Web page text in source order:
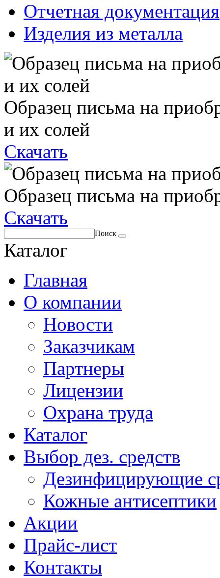
Отчетная документация
Изделия из металла
Образец письма на
и их солей
Скачать
Образец письма на
Скачать
Поиск
Каталог
Главная
О компании
Новости
Заказчикам
Партнеры
Лицензии
Охрана труда
Каталог
Выбор дез. средств
Дезинфицирующие
Кожные антисептики
Акции
Прайс-лист
Контакты